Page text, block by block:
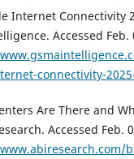
Internet Connectivity
Accessed
connectivity-
Are There and
Accessed Feb.